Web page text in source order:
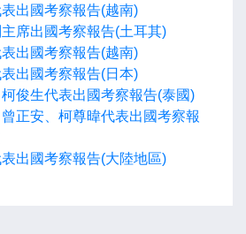
出國考察報告(越南)
席出國考察報告(土耳其)
出國考察報告(越南)
出國考察報告(日本)
俊生代表出國考察報告(泰國)
正安、柯尊暐代表出國考察報
出國考察報告(大陸地區)